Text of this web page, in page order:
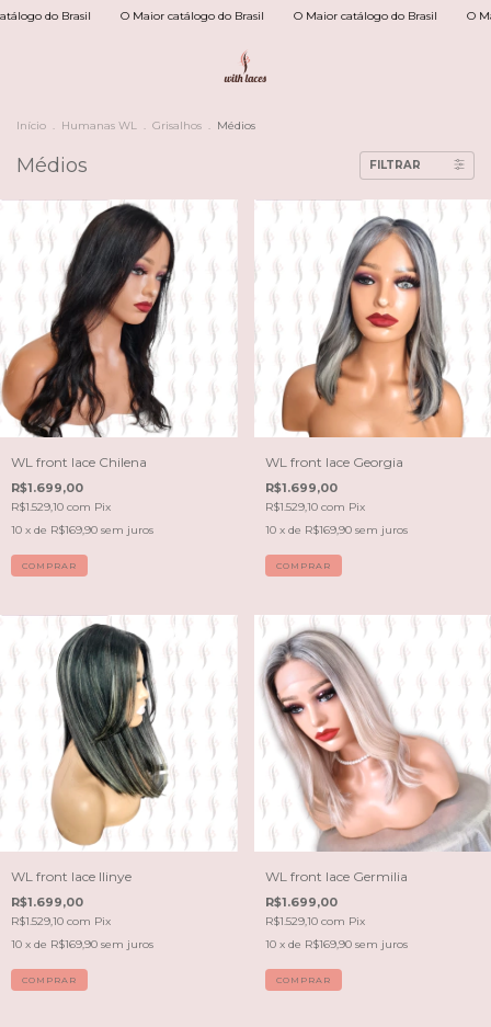
do Brasil O Maior catálogo do Brasil O Maior catálogo do Brasil O
Início . Humanas WL . Grisalhos . Médios
Médios FILTRAR
WL front lace Chilena
R$1.699,00
R$1.529,10 com Pix
10 x de R$169,90 sem juros
COMPRAR
WL front lace Georgia
R$1.699,00
R$1.529,10 com Pix
10 x de R$169,90 sem juros
COMPRAR
WL front lace Ilinye
R$1.699,00
R$1.529,10 com Pix
10 x de R$169,90 sem juros
COMPRAR
WL front lace Germilia
R$1.699,00
R$1.529,10 com Pix
10 x de R$169,90 sem juros
COMPRAR